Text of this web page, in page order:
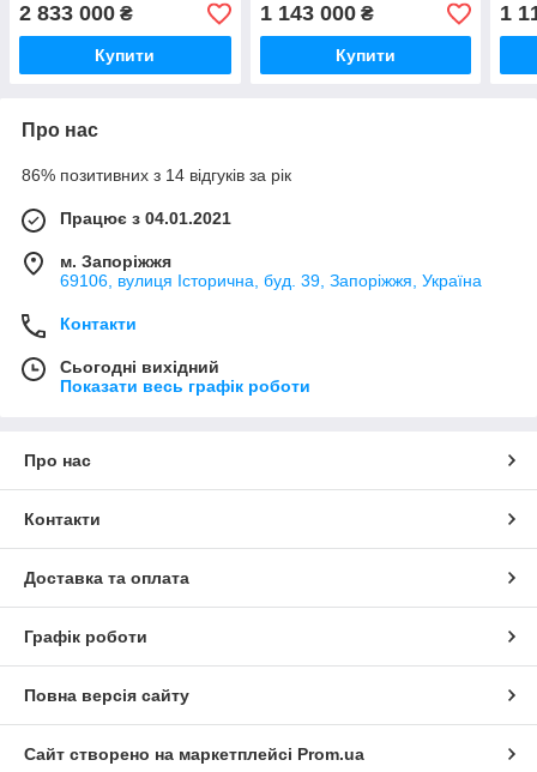
2 833 000 ₴
Купити
1 143 000₴
Купити
1
Про нас
86% позитивних з 14 відгуків за рік
Працює з 04.01.2021
м. Запоріжжя
69106, вулиця Історична, буд. 39, Запоріжжя, Україна
Контакти
Сьогодні вихідний
Показати весь графік роботи
Про нас
Контакти
Доставка та оплата
Графік роботи
Повна версія сайту
Сайт створено на маркетплейсі Prom.ua